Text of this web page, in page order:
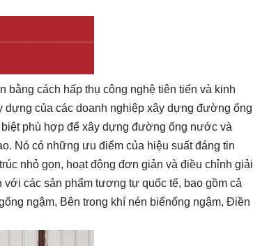
bằng cách hấp thụ công nghệ tiên tiến và kinh
dựng của các doanh nghiệp xây dựng đường ống
phù hợp để xây dựng đường ống nước và
Nó có những ưu điểm của hiệu suất đáng tin
nhỏ gọn, hoạt động đơn giản và điều chỉnh giải
các sản phẩm tương tự quốc tế, bao gồm cả
ống ngậm, Bên trong khí nén biểnống ngậm, Điền